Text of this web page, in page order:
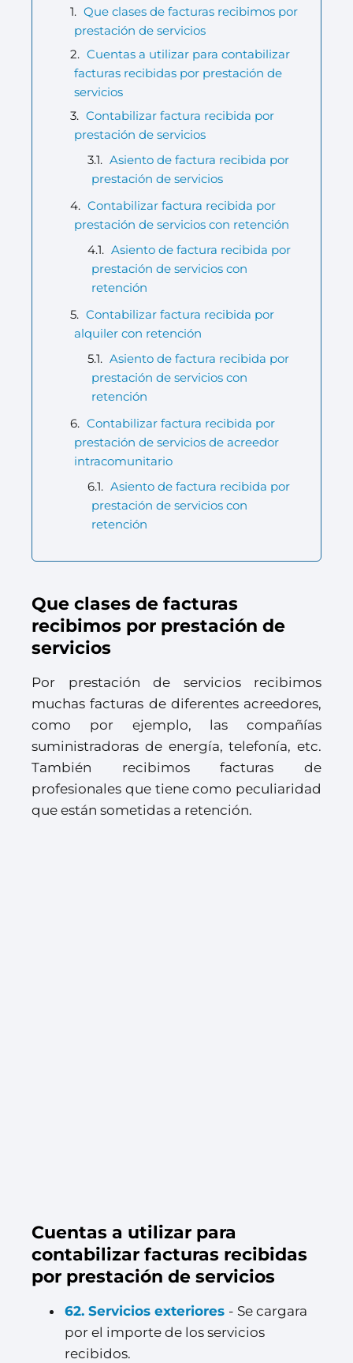
Que clases de facturas recibimos por
prestación de servicios
Cuentas a utilizar para contabilizar
facturas recibidas por prestación de
servicios
Contabilizar factura recibida por
prestación de servicios
Asiento de factura recibida por
prestación de servicios
Contabilizar factura recibida por
prestación de servicios con retención
Asiento de factura recibida por
prestación de servicios con
retención
Contabilizar factura recibida por
alquiler con retención
Asiento de factura recibida por
prestación de servicios con
retención
Contabilizar factura recibida por
prestación de servicios de acreedor
intracomunitario
Asiento de factura recibida por
prestación de servicios con
retención
Que clases de facturas
recibimos por prestación de
servicios
Por prestación de servicios recibimos
muchas facturas de diferentes acreedores,
como por ejemplo, las compañías
suministradoras de energía, telefonía, etc.
También recibimos facturas de
profesionales que tiene como peculiaridad
que están sometidas a retención.
Cuentas a utilizar para
contabilizar facturas recibidas
por prestación de servicios
62. Servicios exteriores - Se cargara
por el importe de los servicios
recibidos.